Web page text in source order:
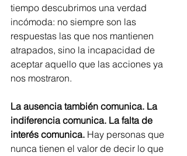
tiempo descubrimos una verdad
incómoda: no siempre son las
respuestas las que nos mantienen
atrapados, sino la incapacidad de
aceptar aquello que las acciones ya
nos mostraron.
La ausencia también comunica. La
indiferencia comunica. La falta de
interés comunica. Hay personas que
nunca tienen el valor de decir lo que